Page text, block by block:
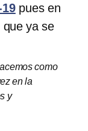
pues en
que ya se
como
en la
y